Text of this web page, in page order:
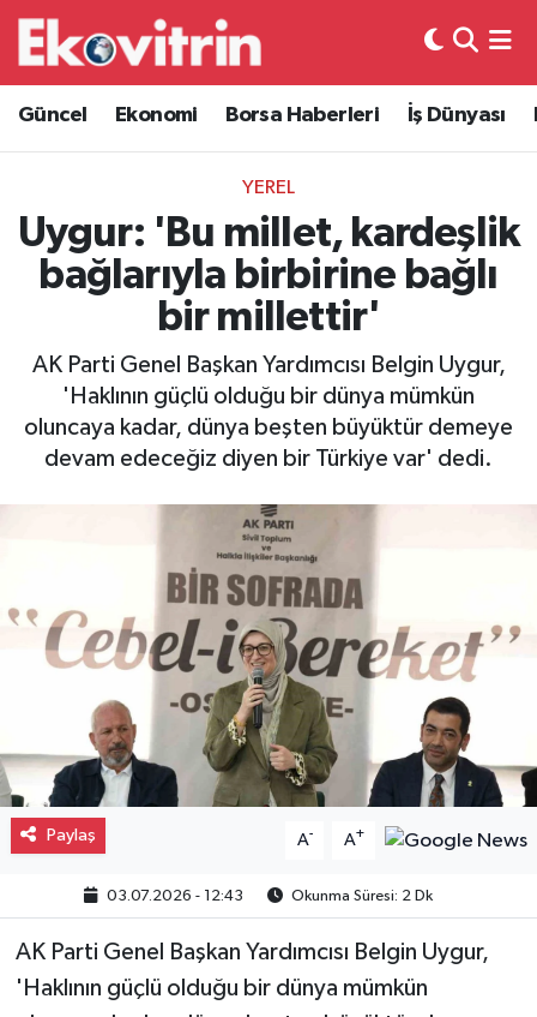
Güncel Ekonomi Borsa Haberleri İş Dünyası
YEREL
Uygur: 'Bu millet, kardeşlik
bağlarıyla birbirine bağlı
bir millettir'
AK Parti Genel Başkan Yardımcısı Belgin Uygur,
'Haklının güçlü olduğu bir dünya mümkün
oluncaya kadar, dünya beşten büyüktür demeye
devam edeceğiz diyen bir Türkiye var' dedi.
Paylaş A- A+
03.07.2026 - 12:43 Okunma Süresi: 2 Dk
AK Parti Genel Başkan Yardımcısı Belgin Uygur,
'Haklının güçlü olduğu bir dünya mümkün
Güncel
Ekonomi
Borsa Haberleri
İş Dünyası
Otovitrin
Asayiş
Gayrimenkul
Spor
Eğitim
Hava Durumu
Trafik Durumu
Süper Lig Puan Durumu ve Fikstür
Tüm Manşetler
Son Dakika Haberleri
Haber Arşivi